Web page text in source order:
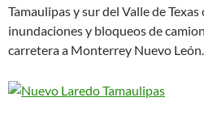
Tamaulipas y sur del Valle de
inundaciones y bloqueos de
carretera a Monterrey Nuevo León.